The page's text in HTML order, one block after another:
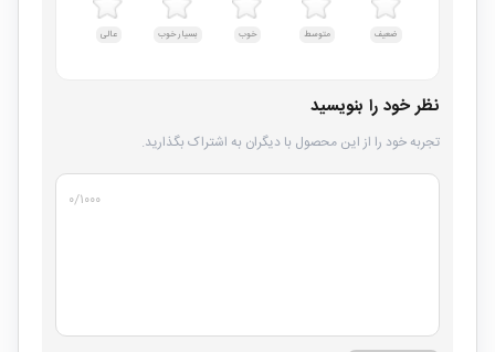
ضعیف متوسط خوب بسیار خوب عالی
نظر خود را بنویسید
تجربه خود را از این محصول با دیگران به اشتراک بگذارید.
۰/۱۰۰۰